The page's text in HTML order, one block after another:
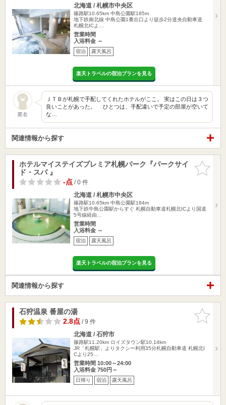
北海道 / 札幌市中央区
篠路駅10.65km 中島公園駅185m
地下鉄南北線 中島公園1番出口より徒歩2分道央自動車道
札幌北ICよ…
営業時間
入浴料金 ～
宿泊 露天風呂
楽天トラベルの宿泊プランを見る
匿名
ＪＴＢが札幌で手配してくれたホテルがここ。 実はこの日は３つ
良いことがあった。 ひとつは、手配違いで予定の部屋が空いて
な…
関連情報から探す
お気に入
りに追加
ホテルマイステイズプレミア札幌パーク『パークサイ
ド・スパ 』
-点/ 0 件
北海道 / 札幌市中央区
篠路駅10.65km 中島公園駅184m
地下鉄中島公園駅からすぐ 札幌自動車道札幌北ICより国道
5号線経由…
営業時間
入浴料金 ～
宿泊 露天風呂
楽天トラベルの宿泊プランを見る
関連情報から探す
お気に入
りに追加
石狩温泉 番屋の湯
2.8点/ 9 件
北海道 / 石狩市
篠路駅11.20km ロイズタウン駅10.14km
JR「札幌駅」よりタクシー利用35分札幌自動車道 札幌北I
Cより25…
営業時間 10:00～24:00
入浴料金 750円～
日帰り 宿泊 露天風呂